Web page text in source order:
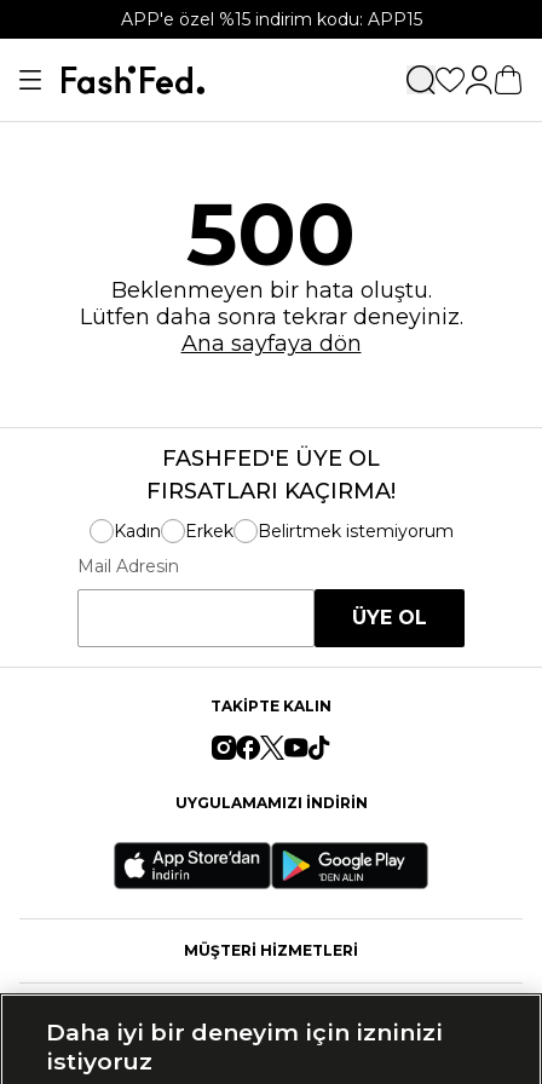
APP'e özel %15 indirim kodu: APP15
500
Beklenmeyen bir hata oluştu.
Lütfen daha sonra tekrar deneyiniz.
Ana sayfaya dön
FASHFED'E ÜYE OL
FIRSATLARI KAÇIRMA!
Kadın Erkek
Belirtmek istemiyorum
Mail Adresin
ÜYE OL
TAKİPTE KALIN
UYGULAMAMIZI İNDİRİN
MÜŞTERİ HİZMETLERİ
Daha iyi bir deneyim için izninizi
istiyoruz